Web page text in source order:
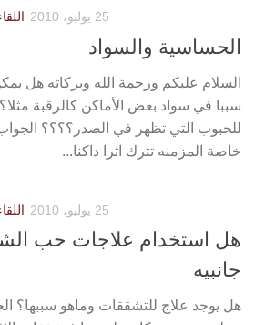
25 يوليو، 2010
الحساسية والسواد
السلام عليكم ورحمة الله وبركاته هل
سببا في سواد بعض الأماكن كالرقبة
للحبوب التي تظهر في الصدر؟؟؟؟
خاصة المزمنه تترك اثرا داكنا...
25 يوليو، 2010
هل استخدام علاجات حب
جانبيه
هل يوجد علاج للتشققات وماهو سببها؟